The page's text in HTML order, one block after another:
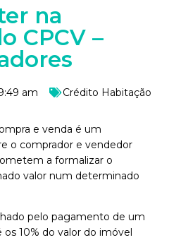
na
CPCV –
am Crédito Habitação
e venda é um
o comprador e vendedor
a formalizar o
valor num determinado
pelo pagamento de um
10% do valor do imóvel